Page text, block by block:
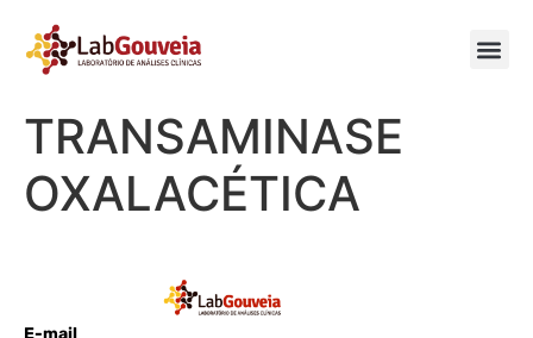
TRANSAMINASE
OXALACÉTICA
E-mail